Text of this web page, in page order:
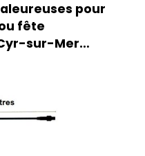
pour
fête
sur-Mer…